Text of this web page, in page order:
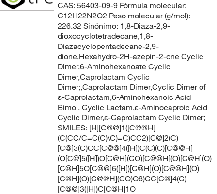
CAS: 56403-09-9 Fórmula molecular:
C12H22N2O2 Peso molecular (g/mol):
226.32 Sinónimo: 1,8-Diaza-2,9-
dioxocyclotetradecane,1,8-
Diazacyclopentadecane-2,9-
dione,Hexahydro-2H-azepin-2-one Cyclic
Dimer,6-Aminohexanoate Cyclic
Dimer,Caprolactam Cyclic
Dimer;,Caprolactam Dimer,Cyclic Dimer of
ε-Caprolactam,6-Aminohexanoic Acid
Bimol. Cyclic Lactam,ε-Aminocaproic Acid
Cyclic Dimer,ε-Caprolactam Cyclic Dimer;
SMILES: [H][C@@]1([C@@H]
(C(CC/C=C(C)\C)=C)CC2)[C@]2(C)
[C@]3(C)CC[C@@]4([H])C(C)(C)[C@@H]
(O[C@]5([H])O[C@H](CO)[C@@H](O)[C@H](O)
[C@H]5O[C@@]6([H])[C@H](O)[C@@H](O)
[C@H](O)[C@@H](CO)O6)CC[C@]4(C)
[C@@]3([H])C[C@H]1O